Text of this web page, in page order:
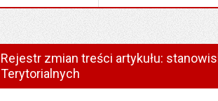
Rejestr zmian treści artykułu:
Terytorialnych